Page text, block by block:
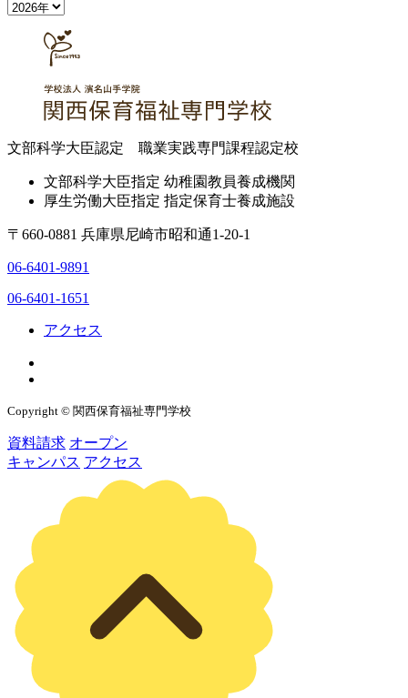
文部科学大臣認定 職業実践専門課程認定校
文部科学大臣指定 幼稚園教員養成機関
厚生労働大臣指定 指定保育士養成施設
〒660-0881 兵庫県尼崎市昭和通1-20-1
06-6401-9891
06-6401-1651
アクセス
Copyright © 関西保育福祉専門学校
資料請求 オープン
キャンパス アクセス